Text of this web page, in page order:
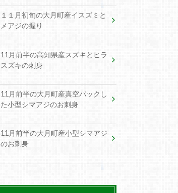
１１月初旬の大月町産イスズミと
メアジの握り
11月前半の高知県産スズキとヒラ
スズキの刺身
11月前半の大月町産真空パックし
た小型シマアジのお刺身
11月前半の大月町産小型シマアジ
のお刺身